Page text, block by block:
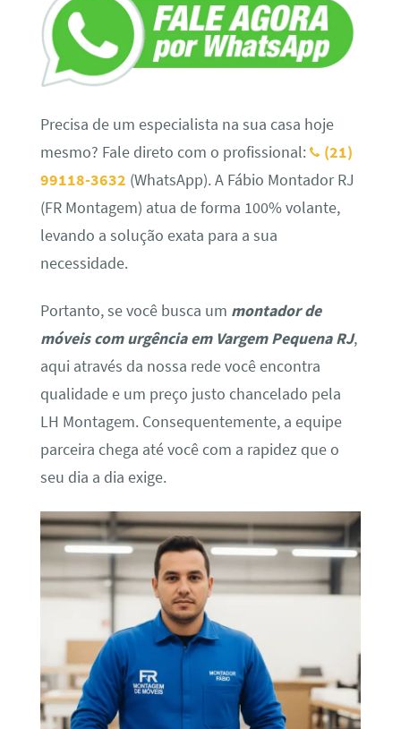
Precisa de um especialista na sua casa hoje
mesmo? Fale direto com o profissional:
(21)
99118-3632 (WhatsApp). A Fábio Montador RJ
(FR Montagem) atua de forma 100% volante,
levando a solução exata para a sua
necessidade.
Portanto, se você busca um montador de
móveis com urgência em Vargem Pequena RJ,
aqui através da nossa rede você encontra
qualidade e um preço justo chancelado pela
LH Montagem. Consequentemente, a equipe
parceira chega até você com a rapidez que o
seu dia a dia exige.